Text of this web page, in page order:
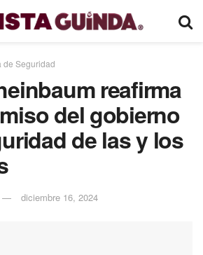
de Seguridad
reafirma
del gobierno
de las y los
diciembre 16, 2024